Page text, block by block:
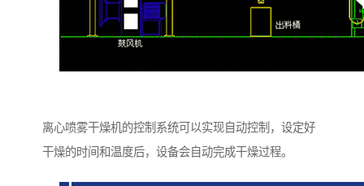
离心喷雾干燥机的控制系统可以实现自动控制，设定好
干燥的时间和温度后，设备会自动完成干燥过程。